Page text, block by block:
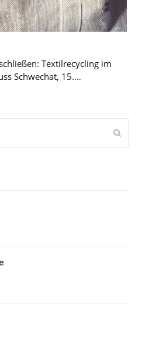
Textilrecycling im
Schwechat, 15.…